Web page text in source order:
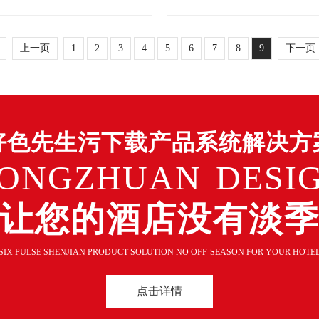
上一页 1 2 3 4 5 6 7 8 9 下一页
色先生污下载产品系统解决方
让您的酒店没有淡季
PULSE SHENJIAN PRODUCT SOLUTION NO OFF-SEASON FOR YOUR
点击详情